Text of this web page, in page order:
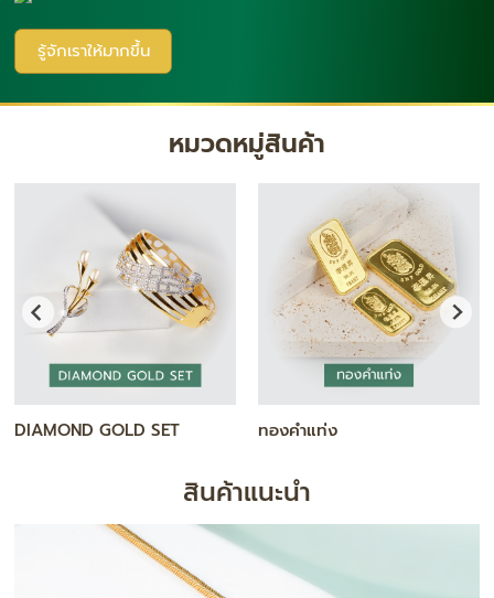
รู้จักเราให้มากขึ้น
หมวดหมู่สินค้า
สร้อยคอ กำไล / สร้อยข้อมือ
สินค้าแนะนำ